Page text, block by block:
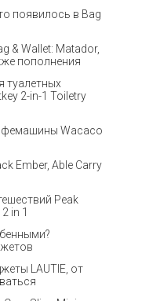
появилось в Bag
& Wallet: Matador,
пополнения
туалетных
2-in-1 Toiletry
Wacaco
Ember, Able Carry
Peak
in 1
LAUTIE, от